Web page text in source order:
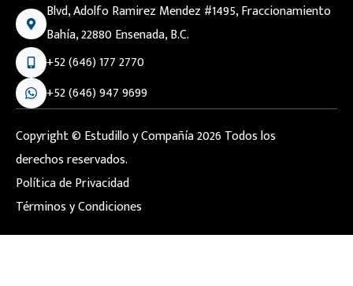
Blvd, Adolfo Ramirez Mendez #1495, Fraccionamiento
Bahía, 22880 Ensenada, B.C.
+52 (646) 177 2770
+52 (646) 947 9699
Copyright © Estudillo y Compañía 2026 Todos los
derechos reservados.
Política de Privacidad
Términos y Condiciones